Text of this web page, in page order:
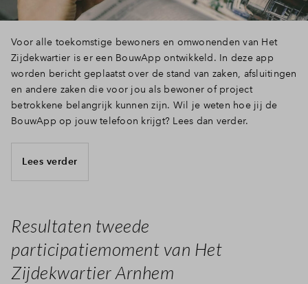
Voor alle toekomstige bewoners en omwonenden van Het
Zijdekwartier is er een BouwApp ontwikkeld. In deze app
worden bericht geplaatst over de stand van zaken, afsluitingen
en andere zaken die voor jou als bewoner of project
betrokkene belangrijk kunnen zijn. Wil je weten hoe jij de
BouwApp op jouw telefoon krijgt? Lees dan verder.
Lees verder
Resultaten tweede
participatiemoment van Het
Zijdekwartier Arnhem